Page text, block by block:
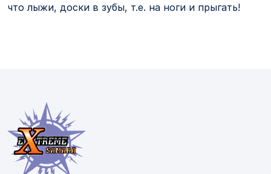
что лыжи, доски в зубы, т.е. на ноги и прыгать!